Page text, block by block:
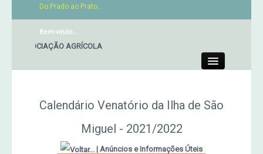
Serviços
Jornal Agricultor 2000
Do Prado ao Prato...
Bem-vindo...
ASSOCIAÇÃO AGRÍCOLA
MERCADO AGRÍCOLA DE SANTANA
Calendário Venatório da Ilha de São
Miguel - 2021/2022
| Anúncios e Informações Úteis